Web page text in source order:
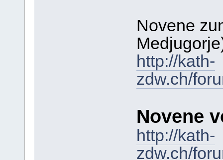
Novene
http://kath-
zdw.ch/
Novene
http://kath-
zdw.ch/